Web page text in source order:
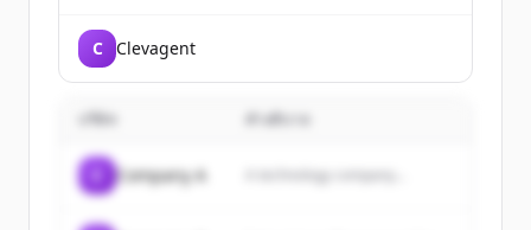
employees across multiple major
C Clevagent
คำอธิบาย
Company A A technology company...